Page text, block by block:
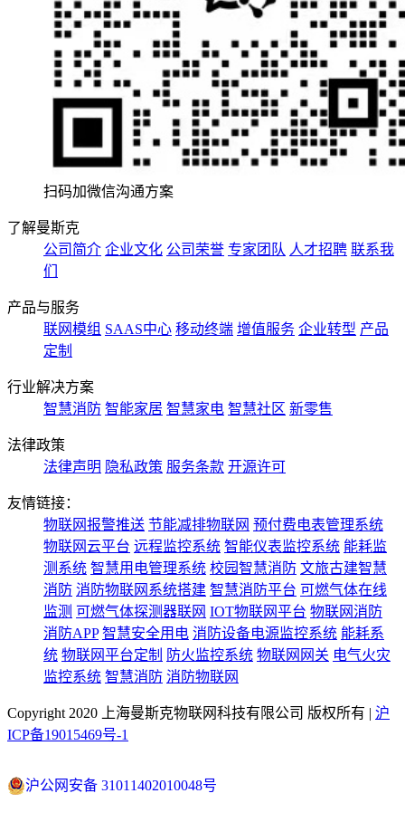
扫码加微信沟通方案
了解曼斯克
公司简介 企业文化 公司荣誉 专家团队 人才招聘 联系我
们
产品与服务
联网模组 SAAS中心 移动终端 增值服务 企业转型 产品
定制
行业解决方案
智慧消防 智能家居 智慧家电 智慧社区 新零售
法律政策
法律声明 隐私政策 服务条款 开源许可
友情链接：
物联网报警推送 节能减排物联网 预付费电表管理系统
物联网云平台 远程监控系统 智能仪表监控系统 能耗监
测系统 智慧用电管理系统 校园智慧消防 文旅古建智慧
消防 消防物联网系统搭建 智慧消防平台 可燃气体在线
监测 可燃气体探测器联网 IOT物联网平台 物联网消防
消防APP 智慧安全用电 消防设备电源监控系统 能耗系
统 物联网平台定制 防火监控系统 物联网网关 电气火灾
监控系统 智慧消防 消防物联网
Copyright 2020 上海曼斯克物联网科技有限公司 版权所有 | 沪
ICP备19015469号-1
沪公网安备 31011402010048号